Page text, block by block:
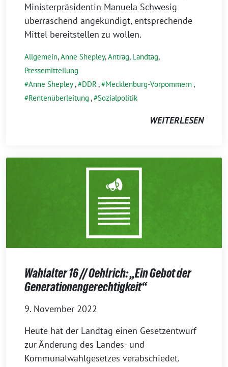
Ministerpräsidentin Manuela Schwesig
überraschend angekündigt, entsprechende
Mittel bereitstellen zu wollen.
Allgemein,Anne Shepley,Antrag, Landtag,
Pressemitteilung
Anne Shepley, DDR, Mecklenburg-Vorpommern,
Rentenüberleitung , Sozialpolitik
WEITERLESEN
Wahlalter 16 // Oehlrich: „Ein Gebot der
Generationengerechtigkeit“
9. November 2022
Heute hat der Landtag einen Gesetzentwurf
zur Änderung des Landes- und
Kommunalwahlgesetzes verabschiedet.